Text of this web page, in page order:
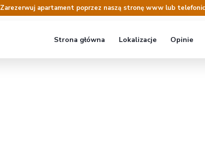
Zarezerwuj apartament poprzez naszą stronę www lub
Strona główna Lokalizacje Opinie